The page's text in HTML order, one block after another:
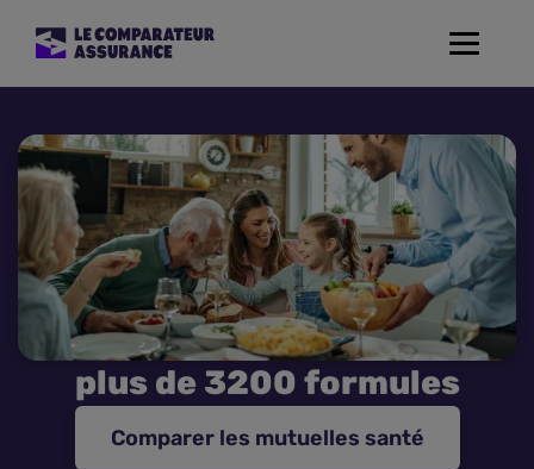
Toggle
Mutuelle Santé
Assurance Moto
Assurance Habitation
Assurance de prêt
plus de 3200 formules
Comparer les mutuelles santé